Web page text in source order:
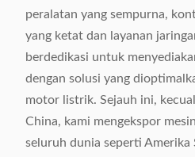
peralatan yang sempurna,
yang ketat dan layanan
berdedikasi untuk
dengan solusi yang
motor listrik. Sejauh ini,
China, kami mengekspor
seluruh dunia seperti Amerika